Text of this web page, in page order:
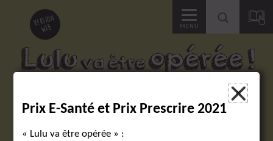
Des outils pour réussir un parcours chirurgical complexe
version
web MENU
Accéder
la
Prix E-Santé et Prix Prescrire 2021
« Lulu va être opérée » :
×